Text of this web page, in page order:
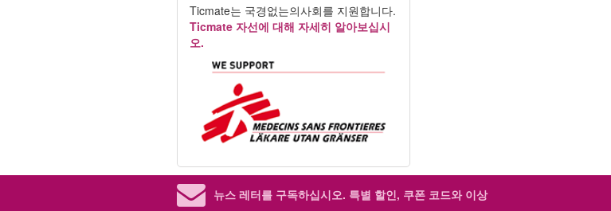
Ticmate는 국경없는의사회를 지원합니다.
Ticmate 자선에 대해 자세히 알아보십시
오.
뉴스 레터를 구독하십시오. 특별 할인, 쿠폰 코드와 이상